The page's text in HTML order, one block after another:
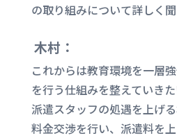
の取り組みについて詳しく聞
木村：
これからは教育環境を一層
を行う仕組みを整えていきた
派遣スタッフの処遇を上げ
料金交渉を行い、派遣料を